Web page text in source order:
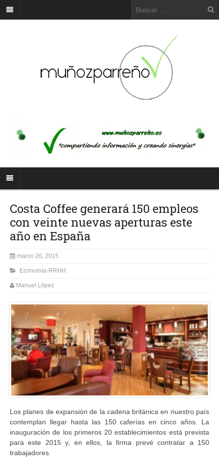
Costa Coffee generará 150 empleos
con veinte nuevas aperturas este
año en España
marzo 26, 2015
Economía-RRHH
Manuel López
Los planes de expansión de la cadena británica en nuestro país
contemplan llegar hasta las 150 caferías en cinco años. La
inauguración de los primeros 20 establecimientos está prevista
para este 2015 y, en ellos, la firma prevé contratar a 150
trabajadores.